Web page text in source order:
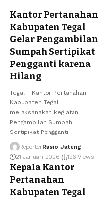
Kantor Pertanahan
Kabupaten Tegal
Gelar Pengambilan
Sumpah Sertipikat
Pengganti karena
Hilang
Tegal - Kantor Pertanahan
Kabupaten Tegal
melaksanakan kegiatan
Pengambilan Sumpah
Sertipikat Pengganti…
ReporterRasio Jateng
21 Januari 2026
126 Views
Kepala Kantor
Pertanahan
Kabupaten Tegal